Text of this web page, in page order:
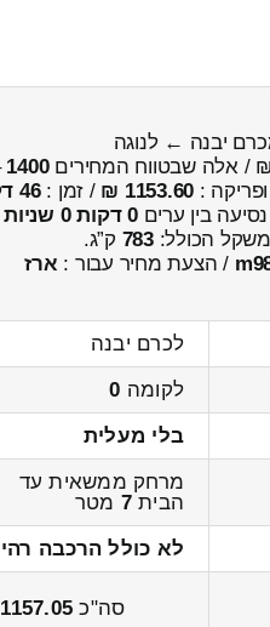
₪ / אלה שבטווח המחירים1400
:
1153.60 ₪ / זמן :46 דקות 6 שניות
בין ערים0 דקות 0 שניות
הכולל:783 ק”ג.
/ הצעת מחיר עבור : ארז
לכרם יבנה
לקומה 0
בלי מעלית
מרחק ממשאית עד
הבית7 מטר
לא כולל הרכבה
סה"כ 1157.05